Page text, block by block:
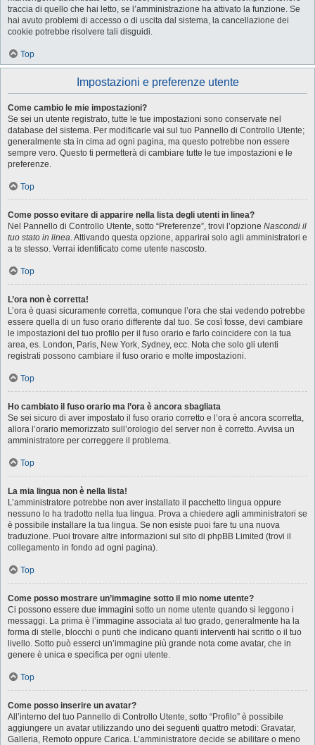
traccia di quello che hai letto, se l’amministrazione ha attivato la funzione. Se
hai avuto problemi di accesso o di uscita dal sistema, la cancellazione dei
cookie potrebbe risolvere tali disguidi.
Top
Impostazioni e preferenze utente
Come cambio le mie impostazioni?
Se sei un utente registrato, tutte le tue impostazioni sono conservate nel
database del sistema. Per modificarle vai sul tuo Pannello di Controllo Utente;
generalmente sta in cima ad ogni pagina, ma questo potrebbe non essere
sempre vero. Questo ti permetterà di cambiare tutte le tue impostazioni e le
preferenze.
Top
Come posso evitare di apparire nella lista degli utenti in linea?
Nel Pannello di Controllo Utente, sotto “Preferenze”, trovi l’opzione Nascondi il
tuo stato in linea. Attivando questa opzione, apparirai solo agli amministratori e
a te stesso. Verrai identificato come utente nascosto.
Top
L’ora non è corretta!
L’ora è quasi sicuramente corretta, comunque l’ora che stai vedendo potrebbe
essere quella di un fuso orario differente dal tuo. Se così fosse, devi cambiare
le impostazioni del tuo profilo per il fuso orario e farlo coincidere con la tua
area, es. London, Paris, New York, Sydney, ecc. Nota che solo gli utenti
registrati possono cambiare il fuso orario e molte impostazioni.
Top
Ho cambiato il fuso orario ma l’ora è ancora sbagliata
Se sei sicuro di aver impostato il fuso orario corretto e l’ora è ancora scorretta,
allora l’orario memorizzato sull’orologio del server non è corretto. Avvisa un
amministratore per correggere il problema.
Top
La mia lingua non è nella lista!
L’amministratore potrebbe non aver installato il pacchetto lingua oppure
nessuno lo ha tradotto nella tua lingua. Prova a chiedere agli amministratori se
è possibile installare la tua lingua. Se non esiste puoi fare tu una nuova
traduzione. Puoi trovare altre informazioni sul sito di phpBB Limited (trovi il
collegamento in fondo ad ogni pagina).
Top
Come posso mostrare un’immagine sotto il mio nome utente?
Ci possono essere due immagini sotto un nome utente quando si leggono i
messaggi. La prima è l’immagine associata al tuo grado, generalmente ha la
forma di stelle, blocchi o punti che indicano quanti interventi hai scritto o il tuo
livello. Sotto può esserci un’immagine più grande nota come avatar, che in
genere è unica e specifica per ogni utente.
Top
Come posso inserire un avatar?
All’interno del tuo Pannello di Controllo Utente, sotto “Profilo” è possibile
aggiungere un avatar utilizzando uno dei seguenti quattro metodi: Gravatar,
Galleria, Remoto oppure Carica. L’amministratore decide se abilitare o meno